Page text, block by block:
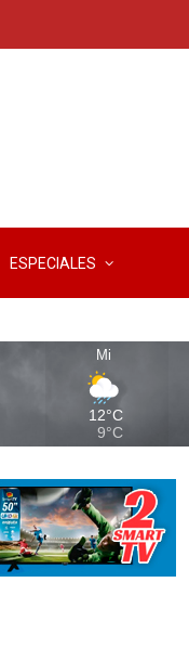
ESPECIALES
Mi
12°C
9°C